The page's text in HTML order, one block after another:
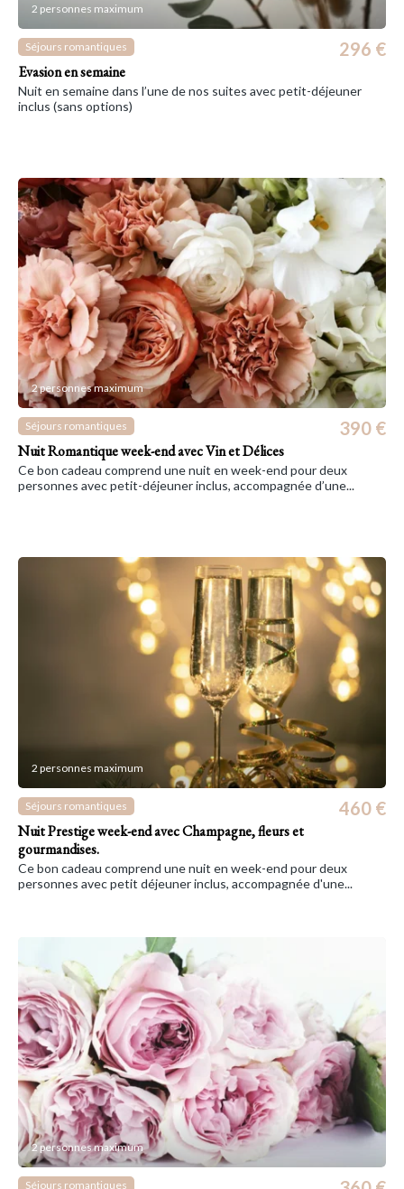
2 personnes maximum
Séjours romantiques
Evasion en semaine
296 €
Nuit en semaine dans l’une de nos suites avec petit-déjeuner
inclus (sans options)
2 personnes maximum
Séjours romantiques
Nuit Romantique week-end avec Vin et Délices
390 €
Ce bon cadeau comprend une nuit en week-end pour deux
personnes avec petit-déjeuner inclus, accompagnée d’une...
2 personnes maximum
Séjours romantiques
Nuit Prestige week-end avec Champagne, fleurs et
gourmandises.
460 €
Ce bon cadeau comprend une nuit en week-end pour deux
personnes avec petit déjeuner inclus, accompagnée d'une...
2 personnes maximum
Séjours romantiques